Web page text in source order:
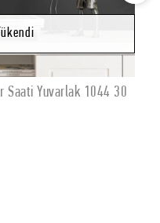
Stokta Yok
Saati Yuvarlak 1044 30